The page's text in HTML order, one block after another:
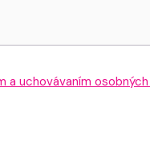
a uchovávaním